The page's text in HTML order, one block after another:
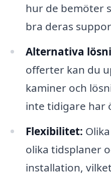
hur de bemöter
bra deras
Alternativa
offerter kan du
kaminer och
inte tidigare har
Flexibilitet:
olika tidsplaner
installation,